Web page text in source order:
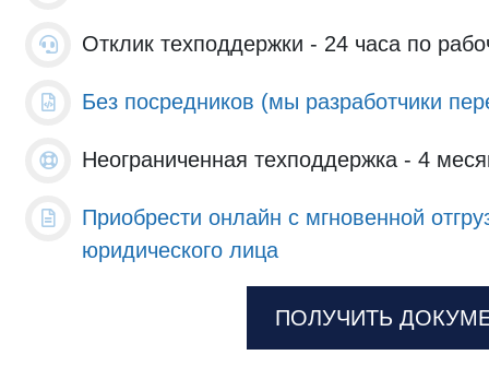
Отклик техподдержки - 24 часа по
Без посредников (мы разработчики
Неограниченная техподдержка - 4
Приобрести онлайн с мгновенной
юридического лица
ПОЛУЧИТЬ